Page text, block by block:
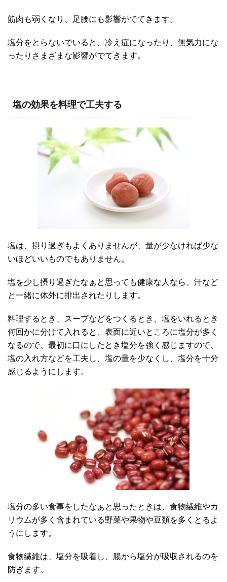
筋肉も弱くなり、足腰にも影響がでてきます。
塩分をとらないでいると、冷え症になったり、無気力にな
ったりさまざまな影響がでてきます。
塩の効果を料理で工夫する
塩は、摂り過ぎもよくありませんが、量が少なければ少な
いほどいいものでもありません。
塩を少し摂り過ぎたなぁと思っても健康な人なら、汗など
と一緒に体外に排出されたりします。
料理するとき、スープなどをつくるとき、塩をいれるとき
何回かに分けて入れると、表面に近いところに塩分が多く
なるので、最初に口にしたとき塩分を強く感じますので、
塩の入れ方などを工夫し、塩の量を少なくし、塩分を十分
感じるようにします。
塩分の多い食事をしたなぁと思ったときは、食物繊維やカ
リウムが多く含まれている野菜や果物や豆類を多くとるよ
うにします。
食物繊維は、塩分を吸着し、腸から塩分が吸収されるのを
防ぎます。